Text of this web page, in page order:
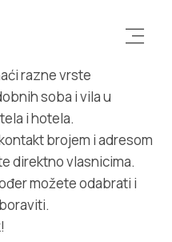
razne vrste
soba i vila u
i hotela.
brojem i adresom
direktno vlasnicima.
možete odabrati i